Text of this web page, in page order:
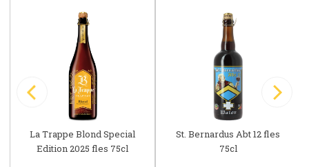
La Trappe Blond Special
Edition 2025 fles 75cl
St. Bernardus Abt 12 fles
75cl